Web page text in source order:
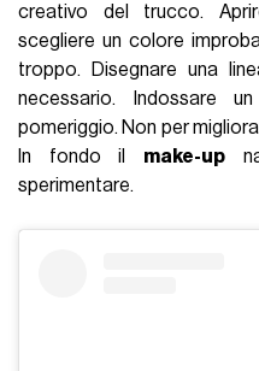
creativo del trucco.
scegliere un colore
troppo. Disegnare una
necessario. Indossare
pomeriggio. Non per
In fondo il make-up
sperimentare.